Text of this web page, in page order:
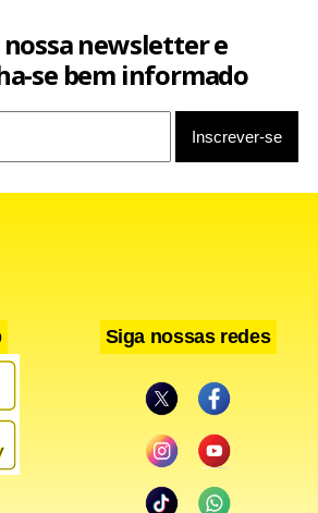
newsletter e
se bem informado
Siga nossas redes